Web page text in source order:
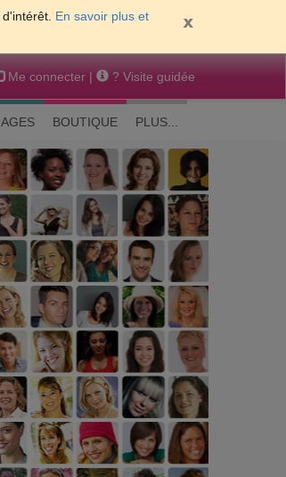
En savoir plus et
Me connecter | ? Visite guidée
BOUTIQUE PLUS...